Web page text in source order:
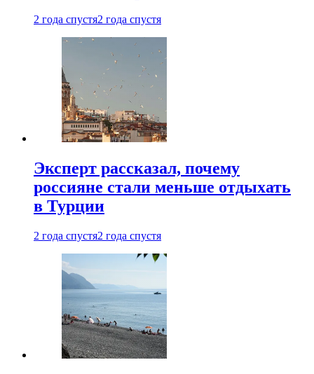
2 года спустя2 года спустя
Эксперт рассказал, почему
россияне стали меньше отдыхать
в Турции
2 года спустя2 года спустя